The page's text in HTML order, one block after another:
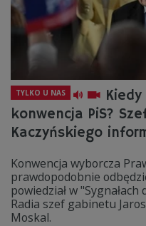
TYLKO U NAS
konwencja PiS?
Kaczyńskiego
Konwencja wyborcza
prawdopodobnie
powiedział w
Radia szef gabinetu
Moskal.